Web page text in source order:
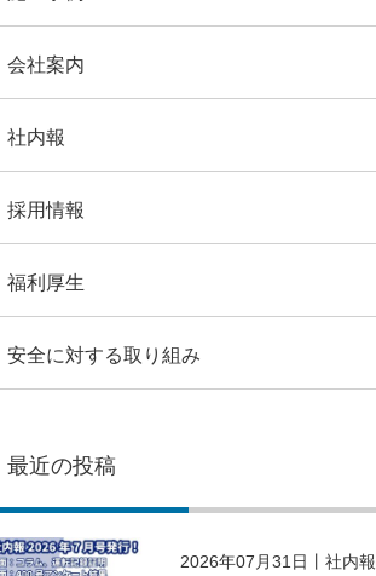
会社案内
社内報
採用情報
福利厚生
安全に対する取り組み
最近の投稿
2026年07月31日丨社内報